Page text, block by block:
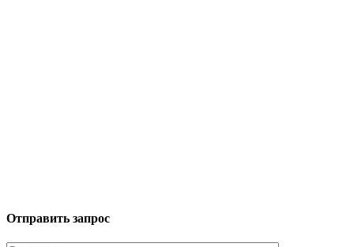
Отправить запрос